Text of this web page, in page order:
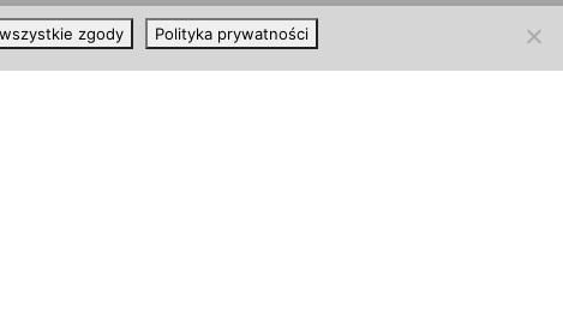
zgody Polityka prywatności